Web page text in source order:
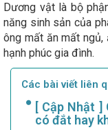
Dương vật là bộ
năng sinh sản của
ông mất ăn mất
hạnh phúc gia đình.
Các bài viết liên
[ Cập Nhật
có đắt hay